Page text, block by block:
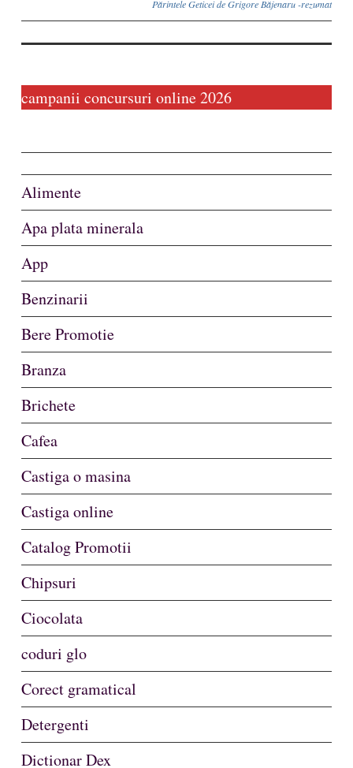
Părintele Geticei de Grigore Băjenaru -rezumat
campanii concursuri online 2026
Alimente
Apa plata minerala
App
Benzinarii
Bere Promotie
Branza
Brichete
Cafea
Castiga o masina
Castiga online
Catalog Promotii
Chipsuri
Ciocolata
coduri glo
Corect gramatical
Detergenti
Dictionar Dex